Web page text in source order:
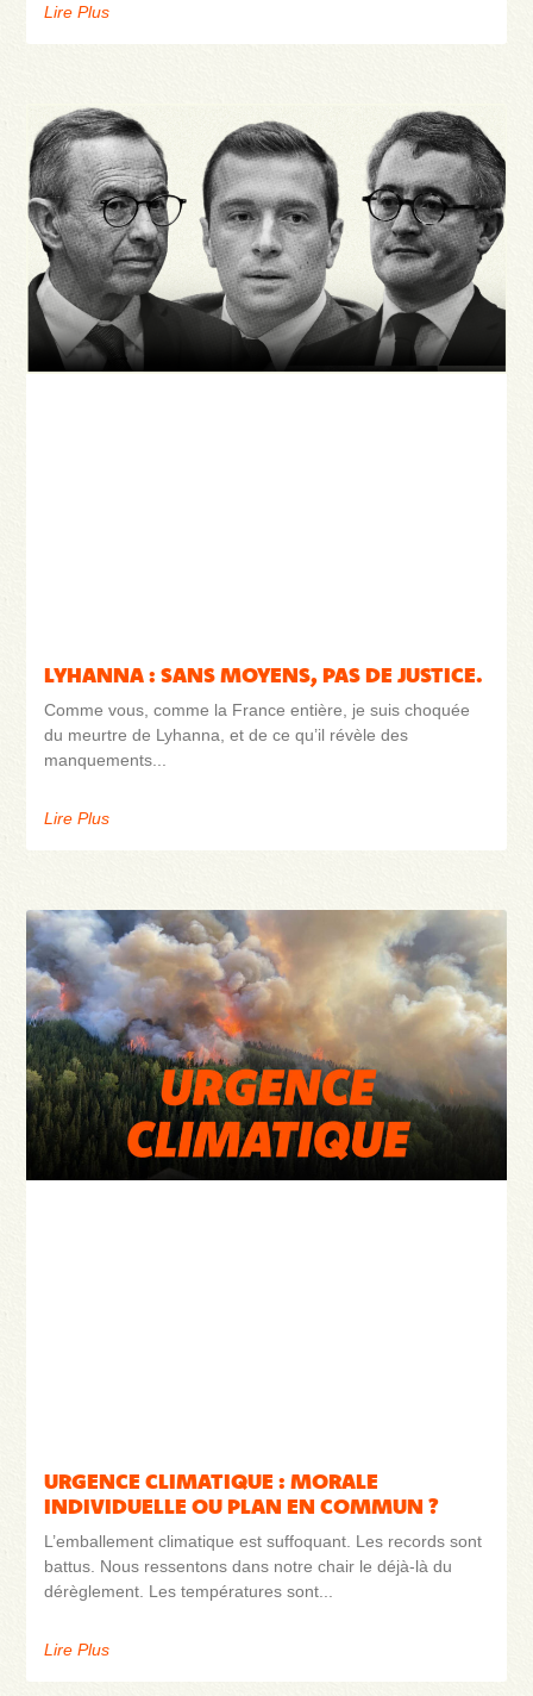
Lire Plus
LYHANNA : SANS MOYENS, PAS DE JUSTICE.
Comme vous, comme la France entière, je suis choquée
du meurtre de Lyhanna, et de ce qu’il révèle des
manquements
Lire Plus
URGENCE CLIMATIQUE : MORALE
INDIVIDUELLE OU PLAN EN COMMUN ?
L’emballement climatique est suffoquant. Les records sont
battus. Nous ressentons dans notre chair le déjà-là du
dérèglement. Les températures sont
Lire Plus